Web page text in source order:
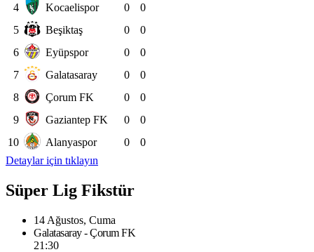
4
Kocaelispor 0
0
5
Beşiktaş 0
0
6
Eyüpspor 0
0
7
Galatasaray 0
0
8
Çorum FK 0
0
9
Gaziantep FK 0
0
10
Alanyaspor 0
0
Detaylar için tıklayın
Süper Lig Fikstür
14 Ağustos, Cuma
Galatasaray - Çorum FK
21:30